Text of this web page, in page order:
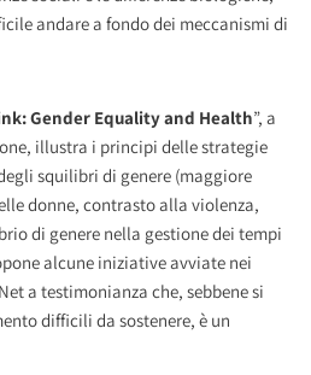
andare a fondo dei meccanismi di
Gender Equality and Health”, a
illustra i principi delle strategie
squilibri di genere (maggiore
donne, contrasto alla violenza,
di genere nella gestione dei tempi
alcune iniziative avviate nei
a testimonianza che, sebbene si
difficili da sostenere, è un